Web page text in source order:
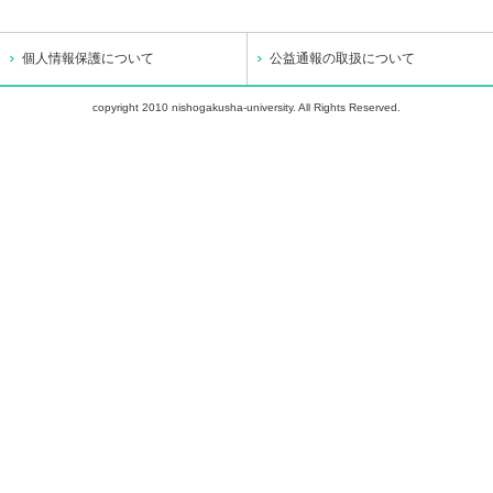
個人情報保護について 公益通報の取扱について
copyright 2010 nishogakusha-university. All Rights Reserved.